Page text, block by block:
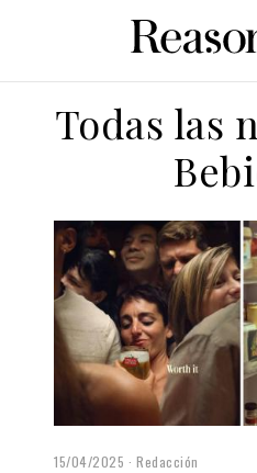
Todas las
15/04/2025 Redacción